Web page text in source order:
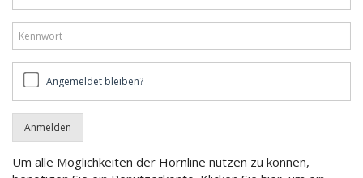
bleiben?Angemeldet bleiben?
Um alle Möglichkeiten der Hornline nutzen zu können,